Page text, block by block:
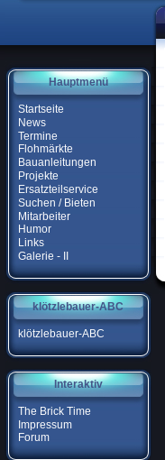
Hauptmenü
Startseite
News
Termine
Flohmärkte
Bauanleitungen
Projekte
Ersatzteilservice
Suchen / Bieten
Mitarbeiter
Humor
Links
Galerie - II
klötzlebauer-ABC
klötzlebauer-ABC
Interaktiv
The Brick Time
Impressum
Forum